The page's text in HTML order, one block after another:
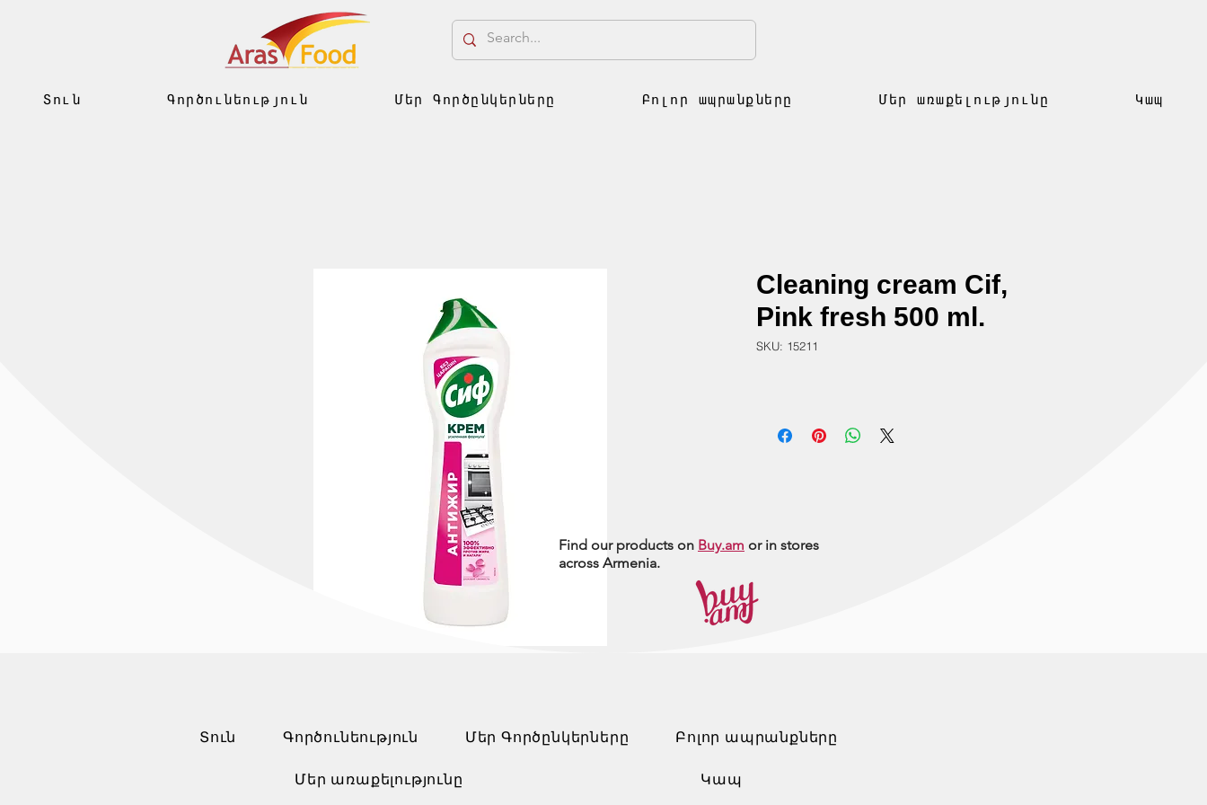
Տուն Գործունեություն Մեր Գործընկերները Բոլոր ապրանքները Մեր առաքելությունը Կապ
Cleaning cream Cif,
Pink fresh 500 ml.
SKU: 15211
Find our products on Buy.am or in stores
across Armenia.
Տուն Գործունեություն Մեր Գործընկերները Բոլոր ապրանքները
Մեր առաքելությունը Կապ